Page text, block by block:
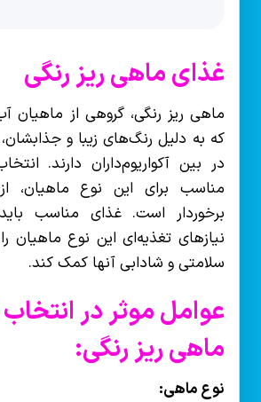
غذای ماهی ریز رنگی
ماهی ریز رنگی، گروهی از ماهیان
که به دلیل رنگ‌های زیبا و
در بین آکواریوم‌داران دارند.
مناسب برای این نوع ماهیان،
برخوردار است. غذای مناسب
نیازهای تغذیه‌ای این نوع ماهیان
سلامتی و شادابی آنها کمک کند.
عوامل موثر در
ماهی ریز رنگی:
نوع ماهی: